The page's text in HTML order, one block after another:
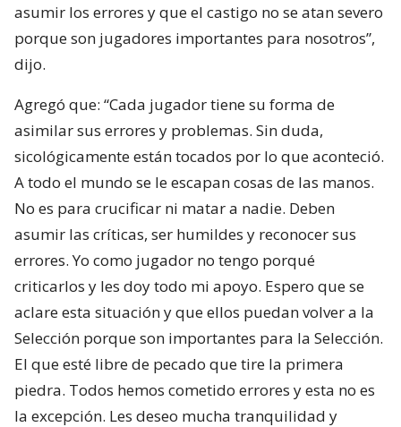
asumir los errores y que el castigo no se atan severo
porque son jugadores importantes para nosotros”,
dijo.
Agregó que: “Cada jugador tiene su forma de
asimilar sus errores y problemas. Sin duda,
sicológicamente están tocados por lo que aconteció.
A todo el mundo se le escapan cosas de las manos.
No es para crucificar ni matar a nadie. Deben
asumir las críticas, ser humildes y reconocer sus
errores. Yo como jugador no tengo porqué
criticarlos y les doy todo mi apoyo. Espero que se
aclare esta situación y que ellos puedan volver a la
Selección porque son importantes para la Selección.
El que esté libre de pecado que tire la primera
piedra. Todos hemos cometido errores y esta no es
la excepción. Les deseo mucha tranquilidad y